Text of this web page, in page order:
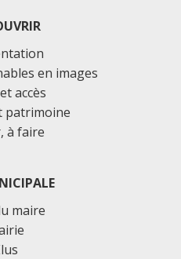
en images
accès
patrimoine
à faire
maire